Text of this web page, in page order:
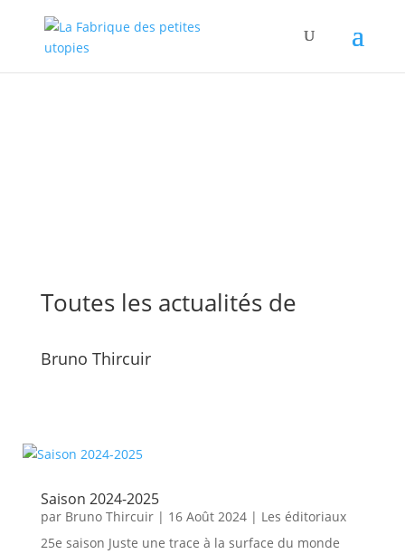
Toutes les actualités de
Bruno Thircuir
Saison 2024-2025
par Bruno Thircuir| 16 Août 2024| Les éditoriaux
25e saison Juste une trace à la surface du monde